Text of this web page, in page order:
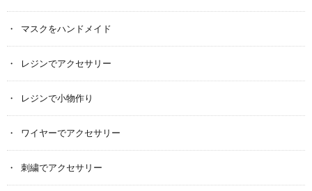
マスクをハンドメイド
レジンでアクセサリー
レジンで小物作り
ワイヤーでアクセサリー
刺繍でアクセサリー